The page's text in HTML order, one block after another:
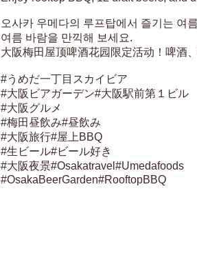
오사카 우메다의 루프탑에서 즐기는 여
여름 바람을 만끽해 보세요.
大阪梅田屋顶啤酒花园限定活动！啤酒
#うめだ一丁目スカイビア
#大阪ビアガーデン#大阪駅前第１ビル
#大阪グルメ
#梅田昼飲み#昼飲み
#大阪旅行#屋上BBQ
#生ビール#ビール好き
#大阪夜景#Osakatravel#Umedafoods
#OsakaBeerGarden#RooftopBBQ